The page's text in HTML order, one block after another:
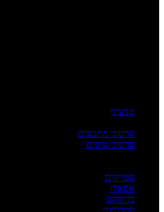
טבעוני
סרטוני מתכונים
סרטוני טיפים
סטייקים
אסאדו
בריסקט
המבורגר